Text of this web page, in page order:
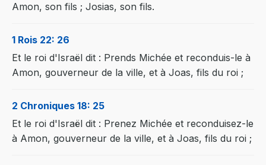
Amon, son fils ; Josias, son fils.
1 Rois 22: 26
Et le roi d'Israël dit : Prends Michée et reconduis-le à
Amon, gouverneur de la ville, et à Joas, fils du roi ;
2 Chroniques 18: 25
Et le roi d'Israël dit : Prenez Michée et reconduisez-le
à Amon, gouverneur de la ville, et à Joas, fils du roi ;